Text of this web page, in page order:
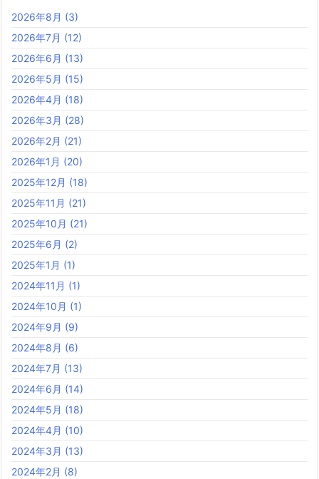
2026年8月 (3)
2026年7月 (12)
2026年6月 (13)
2026年5月 (15)
2026年4月 (18)
2026年3月 (28)
2026年2月 (21)
2026年1月 (20)
2025年12月 (18)
2025年11月 (21)
2025年10月 (21)
2025年6月 (2)
2025年1月 (1)
2024年11月 (1)
2024年10月 (1)
2024年9月 (9)
2024年8月 (6)
2024年7月 (13)
2024年6月 (14)
2024年5月 (18)
2024年4月 (10)
2024年3月 (13)
2024年2月 (8)